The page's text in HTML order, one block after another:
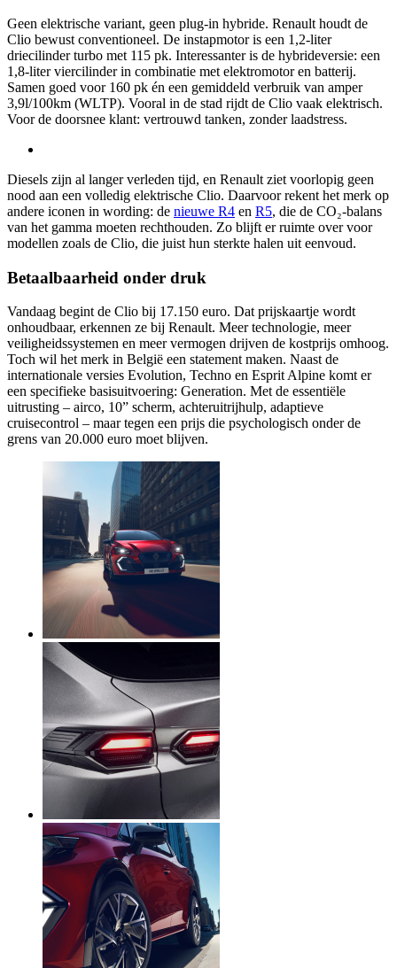
Geen elektrische variant, geen plug-in hybride. Renault houdt de
Clio bewust conventioneel. De instapmotor is een 1,2-liter
driecilinder turbo met 115 pk. Interessanter is de hybrideversie: een
1,8-liter viercilinder in combinatie met elektromotor en batterij.
Samen goed voor 160 pk én een gemiddeld verbruik van amper
3,9l/100km (WLTP). Vooral in de stad rijdt de Clio vaak elektrisch.
Voor de doorsnee klant: vertrouwd tanken, zonder laadstress.
Diesels zijn al langer verleden tijd, en Renault ziet voorlopig geen
nood aan een volledig elektrische Clio. Daarvoor rekent het merk op
andere iconen in wording: de nieuwe R4 en R5, die de CO₂-balans
van het gamma moeten rechthouden. Zo blijft er ruimte over voor
modellen zoals de Clio, die juist hun sterkte halen uit eenvoud.
Betaalbaarheid onder druk
Vandaag begint de Clio bij 17.150 euro. Dat prijskaartje wordt
onhoudbaar, erkennen ze bij Renault. Meer technologie, meer
veiligheidssystemen en meer vermogen drijven de kostprijs omhoog.
Toch wil het merk in België een statement maken. Naast de
internationale versies Evolution, Techno en Esprit Alpine komt er
een specifieke basisuitvoering: Generation. Met de essentiële
uitrusting – airco, 10” scherm, achteruitrijhulp, adaptieve
cruisecontrol – maar tegen een prijs die psychologisch onder de
grens van 20.000 euro moet blijven.